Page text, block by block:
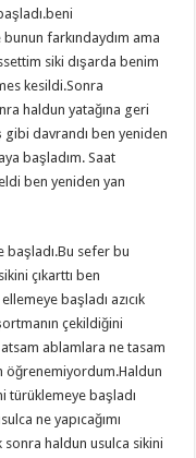
farkındaydım ama
siki dışarda benim
kesildi.Sonra
haldun yatağına geri
davrandı ben yeniden
başladım. Saat
ben yeniden yan
sefer bu
çıkarttı ben
başladı azıcık
çekildiğini
ablamlara ne tasam
öğrenemiyordum.Haldun
türüklemeye başladı
ne yapıcağımı
haldun usulca sikini